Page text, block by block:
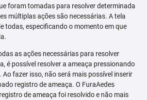
foram tomadas para resolver determinada
múltiplas ações são necessárias. A tela
todas, especificando o momento em que
as ações necessárias para resolver
é possível resolver a ameaça pressionando
Ao fazer isso, não será mais possível inserir
registro de ameaça. O FuraAedes
de ameaça foi resolvido e não mais